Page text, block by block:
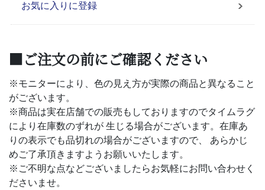
お気に入りに登録
■ご注文の前にご確認ください
※モニターにより、色の見え方が実際の商品と異なること
がございます。
※商品は実在店舗での販売もしておりますのでタイムラグ
により在庫数のずれが 生じる場合がございます。在庫あ
りの表示でも品切れの場合がございますので、 あらかじ
めご了承頂きますようお願いいたします。
※ご不明な点などございましたらお気軽にお問い合わせく
ださいませ。